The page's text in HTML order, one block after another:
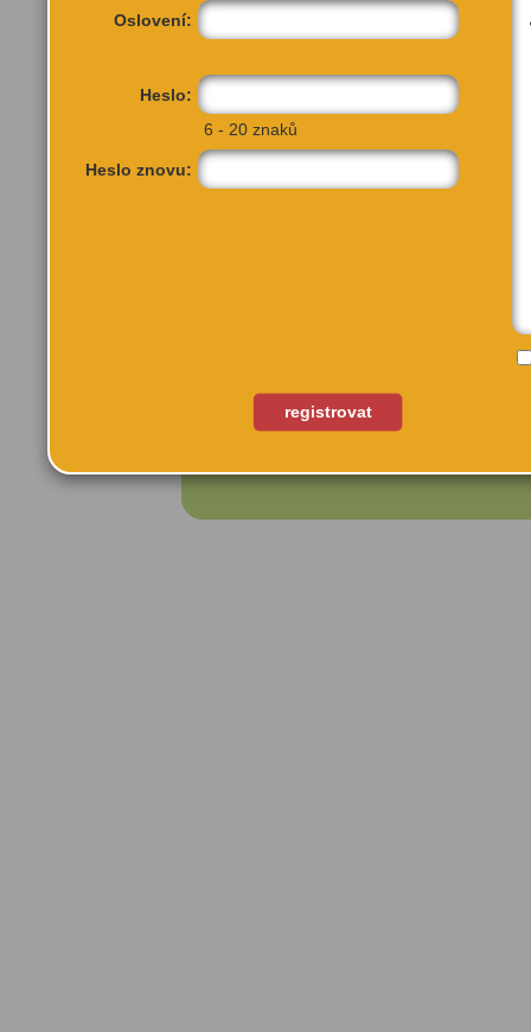
Praha 10, 100 00
Oslovení:
Heslo:
6 - 20 znaků
Heslo znovu:
registrovat